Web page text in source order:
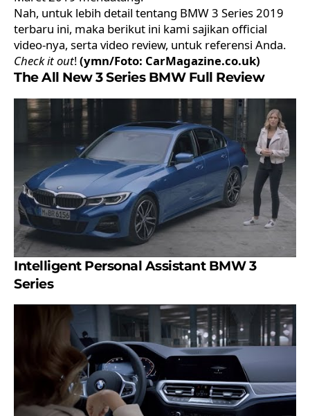
Nah, untuk lebih detail tentang BMW 3 Series 2019
terbaru ini, maka berikut ini kami sajikan official
video-nya, serta video review, untuk referensi Anda.
Check it out!(ymn/Foto: CarMagazine.co.uk)
The All New 3 Series BMW Full Review
Intelligent Personal Assistant BMW 3
Series